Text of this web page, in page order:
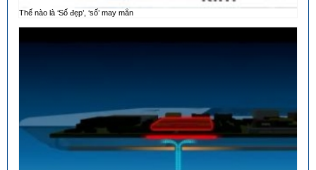
Thế nào là ‘Số đẹp’, ‘số’ may mắn